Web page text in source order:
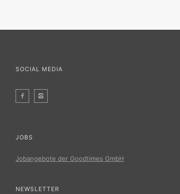
SOCIAL MEDIA
JOBS
Jobangebote der Goodtimes GmbH
NEWSLETTER